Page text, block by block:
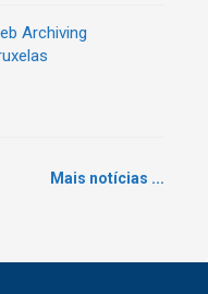
Archiving
Mais notícias ...